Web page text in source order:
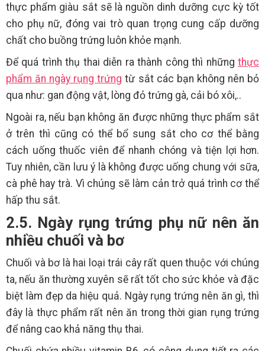
thực phẩm giàu sắt sẽ là nguồn dinh dưỡng cực kỳ tốt
cho phụ nữ, đóng vai trò quan trọng cung cấp dưỡng
chất cho buồng trứng luôn khỏe mạnh.
Để quá trình thụ thai diễn ra thành công thì những thực
phẩm ăn ngày rụng trứng từ sắt các bạn không nên bỏ
qua như: gan động vật, lòng đỏ trứng gà, cải bó xôi,..
Ngoài ra, nếu bạn không ăn được những thực phẩm sắt
ở trên thì cũng có thể bổ sung sắt cho cơ thể bằng
cách uống thuốc viên để nhanh chóng và tiện lợi hơn.
Tuy nhiên, cần lưu ý là không được uống chung với sữa,
cà phê hay trà. Vì chúng sẽ làm cản trở quá trình cơ thể
hấp thu sắt.
2.5. Ngày rụng trứng phụ nữ nên ăn
nhiều chuối và bơ
Chuối và bơ là hai loại trái cây rất quen thuộc với chúng
ta, nếu ăn thường xuyên sẽ rất tốt cho sức khỏe và đặc
biệt làm đẹp da hiệu quả. Ngày rụng trứng nên ăn gì, thì
đây là thực phẩm rất nên ăn trong thời gian rụng trứng
để nâng cao khả năng thụ thai.